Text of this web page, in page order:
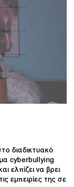
διαδικτυακό
cyberbullying
ελπίζει να βρει
εμπειρίες της σε